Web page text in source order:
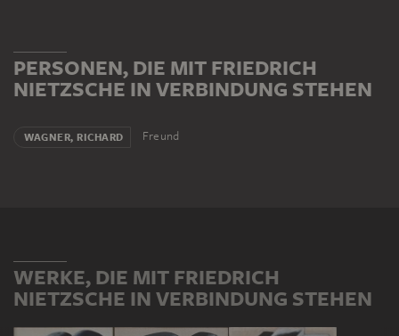
PERSONEN, DIE MIT FRIEDRICH
NIETZSCHE IN VERBINDUNG STEHEN
WAGNER, RICHARD Freund
WERKE, DIE MIT FRIEDRICH
NIETZSCHE IN VERBINDUNG STEHEN